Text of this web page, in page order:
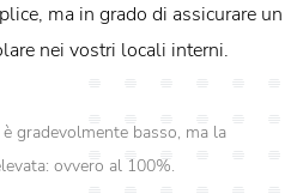
ma in grado di assicurare un
nei vostri locali interni.
gradevolmente basso, ma la
ovvero al 100%.